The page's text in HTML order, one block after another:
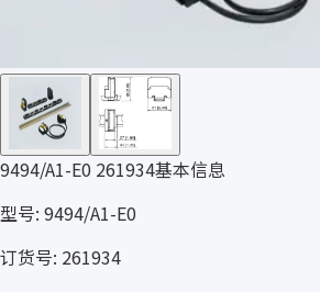
9494/A1-E0 261934基本信息
型号: 9494/A1-E0
订货号: 261934